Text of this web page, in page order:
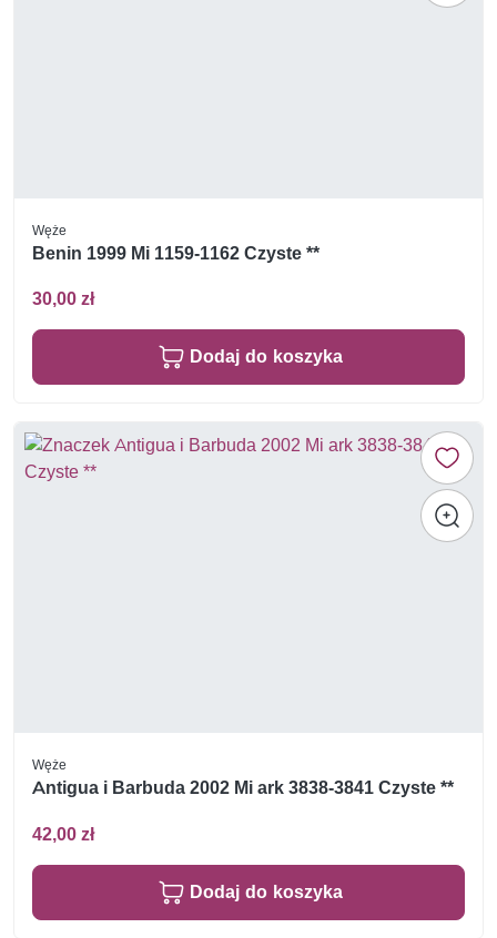
Węże
Benin 1999 Mi 1159-1162 Czyste **
30,00 zł
Dodaj do koszyka
Węże
Antigua i Barbuda 2002 Mi ark 3838-3841 Czyste **
42,00 zł
Dodaj do koszyka